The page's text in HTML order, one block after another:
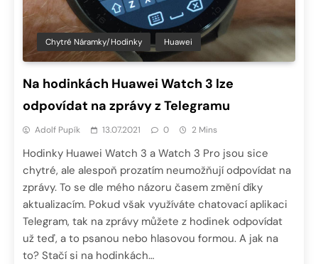
Chytré Náramky/hodinky Huawei
Na hodinkách Huawei Watch 3 lze
odpovídat na zprávy z Telegramu
Adolf Pupík 13.07.2021 0 2 Mins
Hodinky Huawei Watch 3 a Watch 3 Pro jsou sice
chytré, ale alespoň prozatím neumožňují odpovídat na
zprávy. To se dle mého názoru časem změní díky
aktualizacím. Pokud však využíváte chatovací aplikaci
Telegram, tak na zprávy můžete z hodinek odpovídat
už teď, a to psanou nebo hlasovou formou. A jak na
to? Stačí si na hodinkách…